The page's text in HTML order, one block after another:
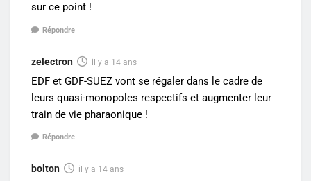
sur ce point !
Répondre
zelectron il y a 14 ans
EDF et GDF-SUEZ vont se régaler dans le cadre de
leurs quasi-monopoles respectifs et augmenter leur
train de vie pharaonique !
Répondre
bolton il y a 14 ans